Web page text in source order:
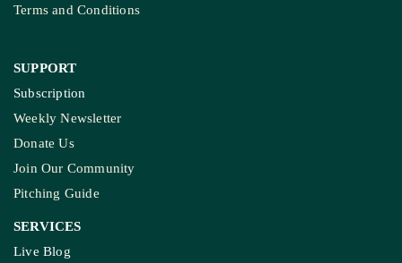
Terms and Conditions
SUPPORT
Subscription
Weekly Newsletter
Donate Us
Join Our Community
Pitching Guide
SERVICES
Live Blog